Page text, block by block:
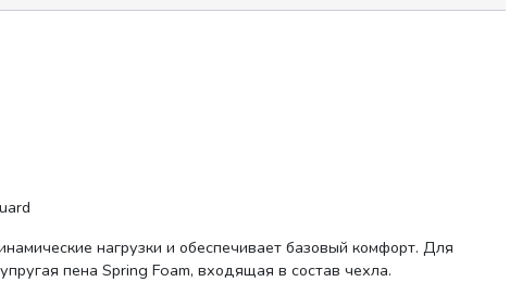
нагрузки и обеспечивает базовый комфорт. Для
пена Spring Foam, входящая в состав чехла.